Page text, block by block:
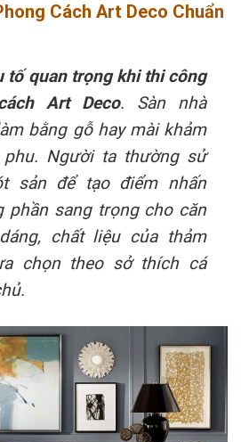
Cách Art Deco Chuẩn
tố quan trọng khi thi công
Art Deco. Sàn nhà
bằng gỗ hay mài khảm
Người ta thường sử
sản để tạo điểm nhấn
phần sang trọng cho căn
chất liệu của thảm
chọn theo sở thích cá